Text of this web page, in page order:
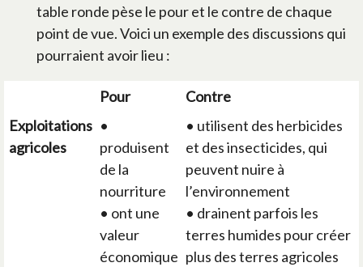
table ronde pèse le pour et le contre de chaque
point de vue. Voici un exemple des discussions qui
pourraient avoir lieu :
Pour
Contre
Exploitations
agricoles
•
produisent
de la
nourriture
• ont une
valeur
économique
• utilisent des herbicides
et des insecticides, qui
peuvent nuire à
l’environnement
• drainent parfois les
terres humides pour créer
plus des terres agricoles